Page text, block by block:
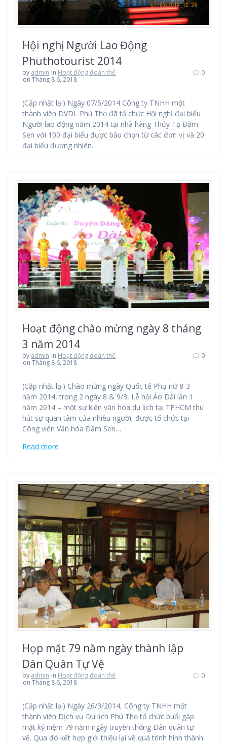
Hội nghị Người Lao Động
Phuthotourist 2014
by admin in Hoạt động đoàn thể
on Tháng 8 6, 2018
0
(Cập nhật lại) Ngày 07/5/2014 Công ty TNHH một
thành viên DVDL Phú Thọ đã tổ chức Hội nghị đại biểu
Người lao động năm 2014 tại nhà hàng Thủy Tạ Đầm
Sen với 100 đại biểu được bầu chọn từ các đơn vị và 20
đại biểu đương nhiên.
Hoạt động chào mừng ngày 8 tháng
3 năm 2014
by admin in Hoạt động đoàn thể
on Tháng 8 6, 2018
0
(Cập nhật lại) Chào mừng ngày Quốc tế Phụ nữ 8-3
năm 2014, trong 2 ngày 8 & 9/3, Lễ hội Áo Dài lần 1
năm 2014 – một sự kiện văn hóa du lịch tại TPHCM thu
hút sự quan tâm của nhiều người, được tổ chức tại
Công viên Văn hóa Đầm Sen…
Read more
Họp mặt 79 năm ngày thành lập
Dân Quân Tự Vệ
by admin in Hoạt động đoàn thể
on Tháng 8 6, 2018
0
(Cập nhật lại) Ngày 26/3/2014, Công ty TNHH một
thành viên Dịch vụ Du lịch Phú Thọ tổ chức buổi gặp
mặt kỷ niệm 79 năm ngày truyền thống Dân quân tự
vệ. Qua đó kết hợp giới thiệu lại về quá trình hình thành